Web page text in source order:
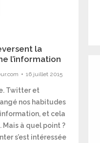
la
l’information
16 juillet 2015
Twitter et
nos habitudes
et cela
à quel point ?
s’est intéressée